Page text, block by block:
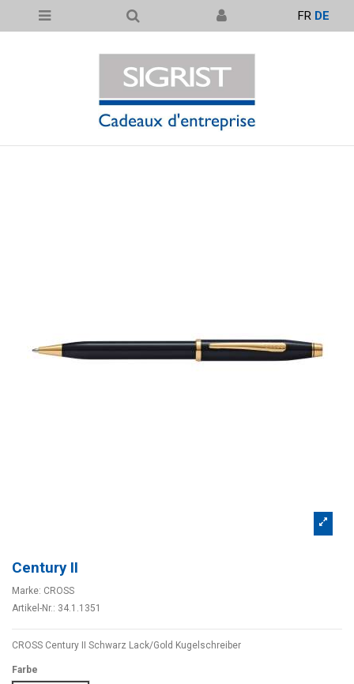
FR DE
Century II
Marke: CROSS
Artikel-Nr.: 34.1.1351
CROSS Century II Schwarz Lack/Gold Kugelschreiber
Farbe